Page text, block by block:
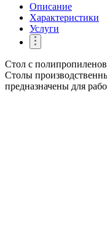
Описание
Характеристики
Услуги
Стол с
Столы
предназначены для